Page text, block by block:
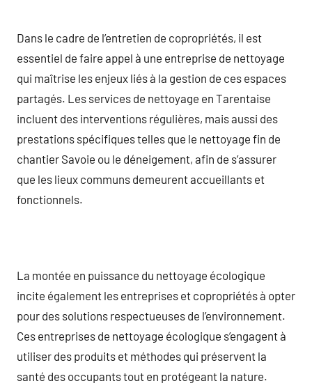
Dans le cadre de l’entretien de copropriétés, il est
essentiel de faire appel à une entreprise de nettoyage
qui maîtrise les enjeux liés à la gestion de ces espaces
partagés. Les services de nettoyage en Tarentaise
incluent des interventions régulières, mais aussi des
prestations spécifiques telles que le nettoyage fin de
chantier Savoie ou le déneigement, afin de s’assurer
que les lieux communs demeurent accueillants et
fonctionnels.
La montée en puissance du nettoyage écologique
incite également les entreprises et copropriétés à opter
pour des solutions respectueuses de l’environnement.
Ces entreprises de nettoyage écologique s’engagent à
utiliser des produits et méthodes qui préservent la
santé des occupants tout en protégeant la nature.